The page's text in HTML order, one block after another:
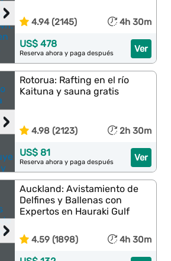
› 4.94 (2145) 4h 30m
Ver
US$ 478
Reserva ahora y paga después
›
Rotorua: Rafting en el río
Kaituna y sauna gratis
4.98 (2123) 2h 30m
Ver
US$ 81
Reserva ahora y paga después
›
Auckland: Avistamiento de
Delfines y Ballenas con
Expertos en Hauraki Gulf
4.59 (1898) 4h 30m